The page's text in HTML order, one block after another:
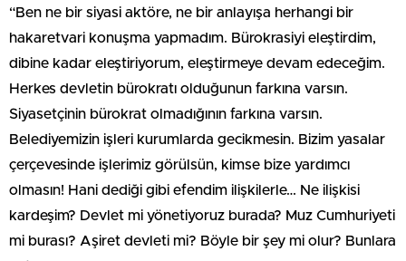
“Ben ne bir siyasi aktöre, ne bir anlayışa herhangi bir
hakaretvari konuşma yapmadım. Bürokrasiyi eleştirdim,
dibine kadar eleştiriyorum, eleştirmeye devam edeceğim.
Herkes devletin bürokratı olduğunun farkına varsın.
Siyasetçinin bürokrat olmadığının farkına varsın.
Belediyemizin işleri kurumlarda gecikmesin. Bizim yasalar
çerçevesinde işlerimiz görülsün, kimse bize yardımcı
olmasın! Hani dediği gibi efendim ilişkilerle… Ne ilişkisi
kardeşim? Devlet mi yönetiyoruz burada? Muz Cumhuriyeti
mi burası? Aşiret devleti mi? Böyle bir şey mi olur? Bunlara